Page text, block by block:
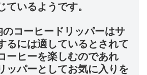
ているようです。
コーヒードリッパーはサ
るには適しているとされて
ーヒーを楽しむのであれ
ッパーとしてお気に入りを